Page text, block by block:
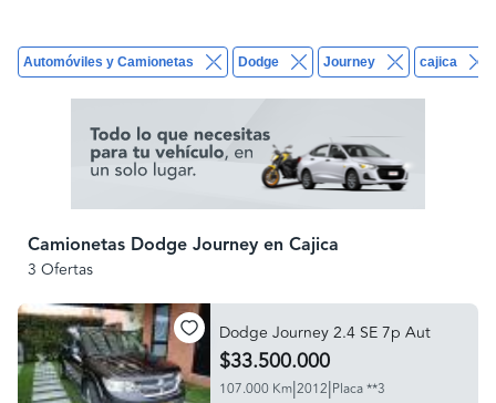
Automóviles y Camionetas Dodge Journey cajica
Camionetas Dodge Journey en Cajica
3 Ofertas
Dodge Journey 2.4 SE 7p Aut
$33.500.000
107.000 Km|2012|Placa **3